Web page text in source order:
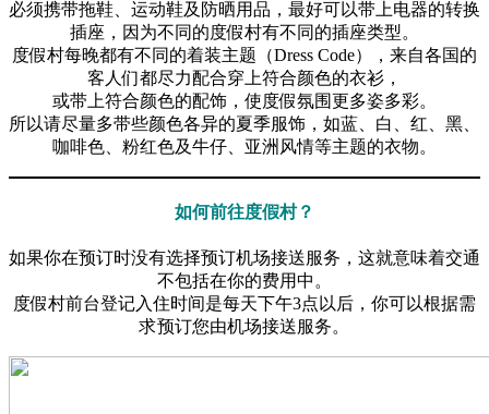
必须携带拖鞋、运动鞋及防晒用品，最好可以带上电器的转换
插座，因为不同的度假村有不同的插座类型。
度假村每晚都有不同的着装主题（Dress Code），来自各国的
客人们都尽力配合穿上符合颜色的衣衫，
或带上符合颜色的配饰，使度假氛围更多姿多彩。
所以请尽量多带些颜色各异的夏季服饰，如蓝、白、红、黑、
咖啡色、粉红色及牛仔、亚洲风情等主题的衣物。
如何前往度假村？
如果你在预订时没有选择预订机场接送服务，这就意味着交通
不包括在你的费用中。
度假村前台登记入住时间是每天下午3点以后，你可以根据需
求预订您由机场接送服务。